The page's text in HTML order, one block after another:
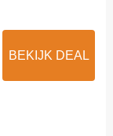
BEKIJK DEAL